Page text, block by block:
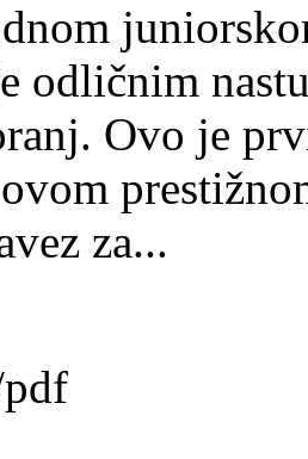
odličnim
Ovo je
za...